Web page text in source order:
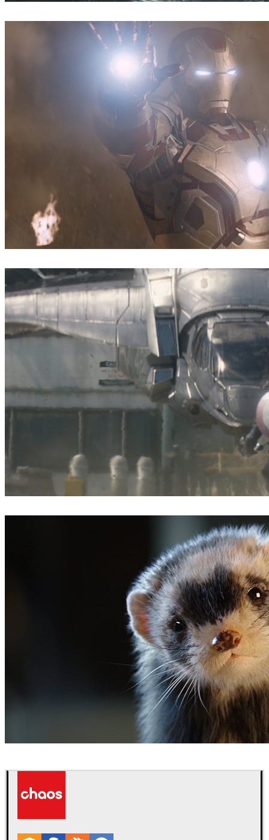
ScanlineVFX 映画